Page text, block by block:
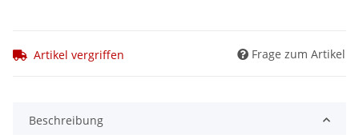
Artikel vergriffen Frage zum Artikel
Beschreibung